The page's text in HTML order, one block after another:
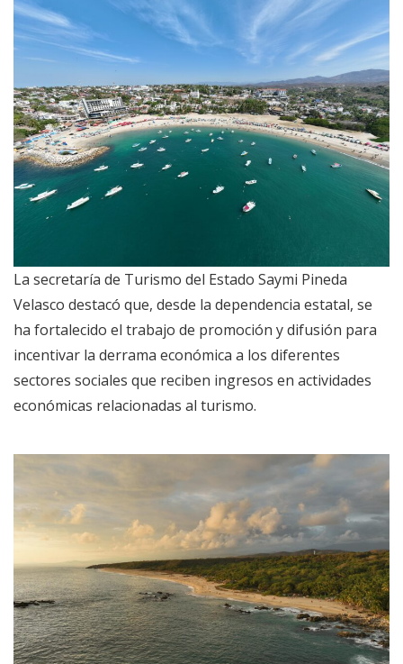
La secretaría de Turismo del Estado Saymi Pineda
Velasco destacó que, desde la dependencia estatal, se
ha fortalecido el trabajo de promoción y difusión para
incentivar la derrama económica a los diferentes
sectores sociales que reciben ingresos en actividades
económicas relacionadas al turismo.